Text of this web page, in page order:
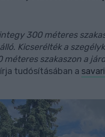
300 méteres
Kicserélték a
méteres szakaszon a
tudósításában a